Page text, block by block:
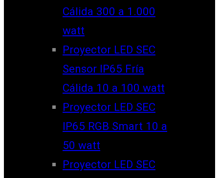
Cálida 300 a 1.000
watt
Proyector LED SEC
Sensor IP65 Fría
Cálida 10 a 100 watt
Proyector LED SEC
IP65 RGB Smart 10 a
50 watt
Proyector LED SEC